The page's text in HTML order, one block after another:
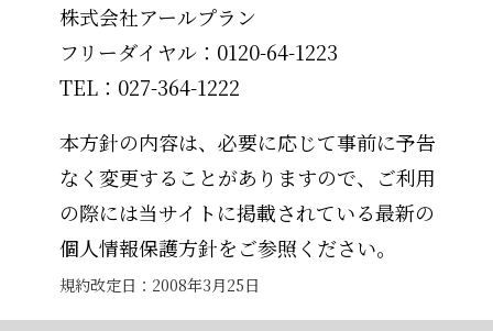
株式会社アールプラン
フリーダイヤル：0120-64-1223
TEL：027-364-1222
本方針の内容は、必要に応じて事前に予告
なく変更することがありますので、ご利用
の際には当サイトに掲載されている最新の
個人情報保護方針をご参照ください。
規約改定日：2008年3月25日